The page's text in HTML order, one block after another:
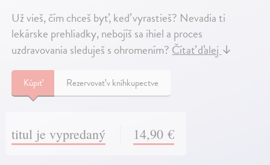
Už vieš, čím chceš byť, keď vyrastieš? Nevadia ti
lekárske prehliadky, nebojíš sa ihiel a proces
uzdravovania sleduješ s ohromením?Čítať ďalej↓
Kúpiť Rezervovať v kníhkupectve
titul je vypredaný 14,90 €